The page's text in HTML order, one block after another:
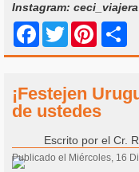
Instagram: ceci_viajera
Facebook
Twitter Pinterest
¡Festejen
de ustedes
Escrito por el Cr.
Publicado el Miércoles, 16